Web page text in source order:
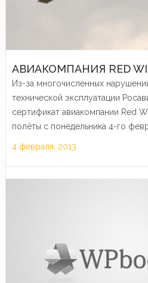
Из-за многочисленных
технической эксплуатации
сертификат авиакомпании Red
полёты с понедельника 4-го
4 февраля, 2013